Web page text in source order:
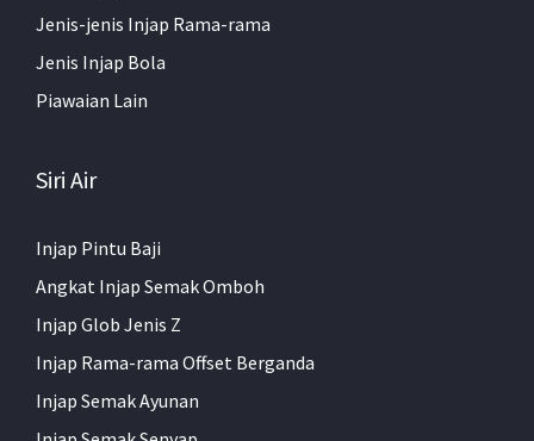
Jenis-jenis Injap Rama-rama
Jenis Injap Bola
Piawaian Lain
Siri Air
Injap Pintu Baji
Angkat Injap Semak Omboh
Injap Glob Jenis Z
Injap Rama-rama Offset Berganda
Injap Semak Ayunan